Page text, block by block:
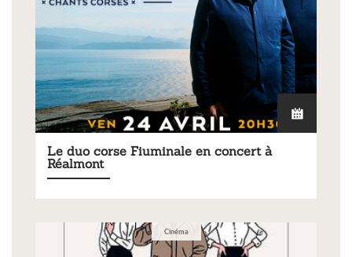
Le duo corse Fiuminale en concert à
Réalmont
Cinéma